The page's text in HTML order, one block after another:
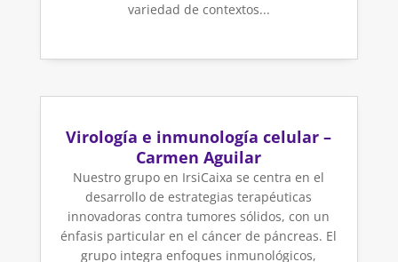
variedad de contextos...
Virología e inmunología celular –
Carmen Aguilar
Nuestro grupo en IrsiCaixa se centra en el
desarrollo de estrategias terapéuticas
innovadoras contra tumores sólidos, con un
énfasis particular en el cáncer de páncreas. El
grupo integra enfoques inmunológicos,